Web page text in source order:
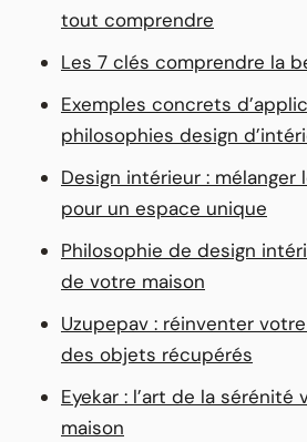
tout comprendre
Les 7 clés comprendre la
Exemples concrets
philosophies design
Design intérieur : mélanger
pour un espace unique
Philosophie de design
de votre maison
Uzupepav : réinventer
des objets récupérés
Eyekar : l’art de la sérénité
maison